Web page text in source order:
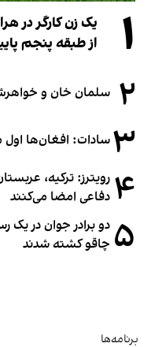
۱
یک زن کارگر در
از طبقه پنجم
۲ سلمان خان و
۳سادات: افغان‌ها
۴ رویترز: ترکیه،
دفاعی امضا می‌کنند
۵ دو برادر جوان در یک
چاقو کشته شدند
برنامه‌ها